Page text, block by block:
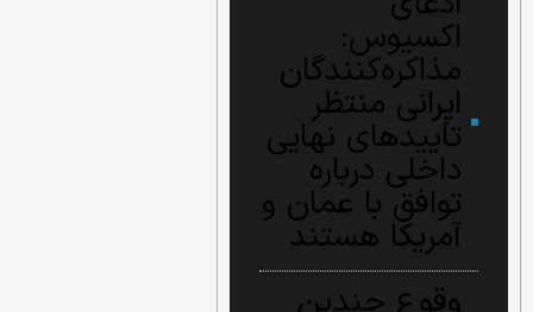
اکسیوس:
مذاکره‌کنندگان
ایرانی منتظر
تأییدهای نهایی
داخلی درباره
توافق با عمان و
آمریکا هستند